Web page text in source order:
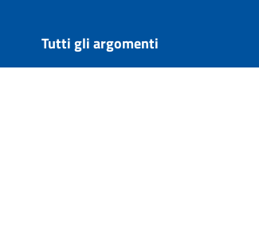
Tutti gli argomenti